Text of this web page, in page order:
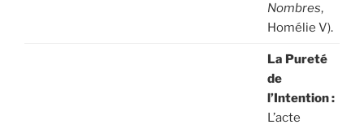
Nombres,
Homélie V).
La Pureté
de
l’Intention :
L’acte